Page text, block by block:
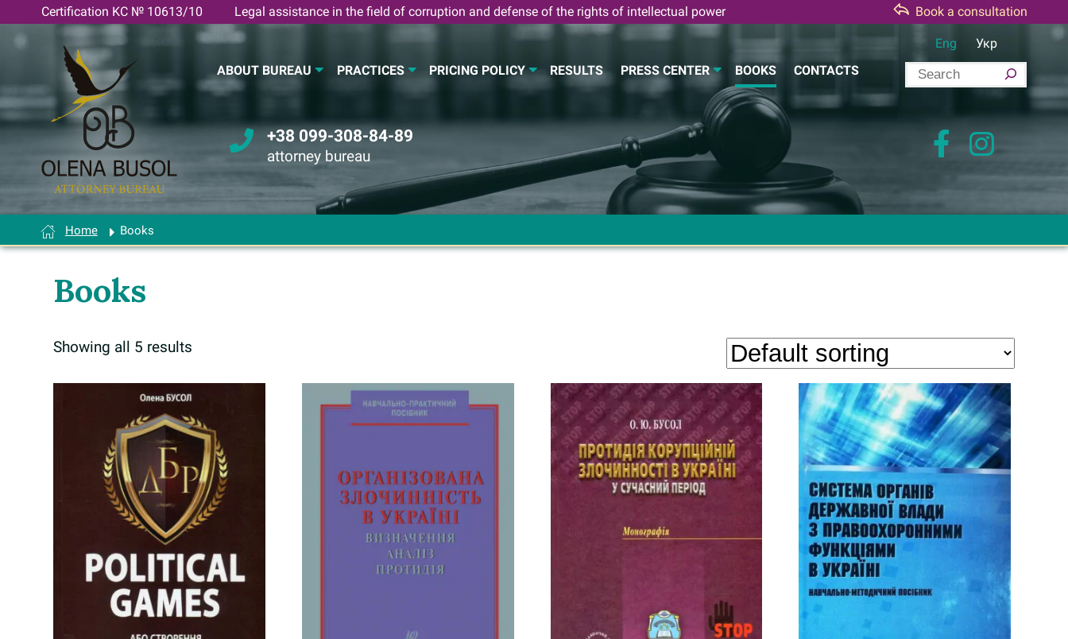
content
Certification KC № 10613/10 Legal assistance in the field of corruption and defense of the rights of intellectual power Book a consultation
ABOUT BUREAU PRACTICES PRICING POLICY RESULTS PRESS CENTER BOOKS CONTACTS
Eng Укр
e
+38 099-308-84-89
attorney bureau
Home Books
Books
Showing all 5 results